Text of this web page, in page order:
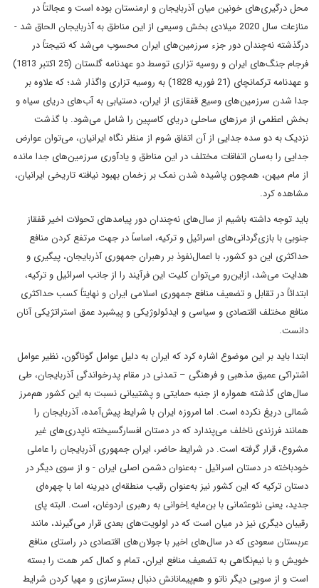
محل درگیری‌های خونین میان آذربایجان و ارمنستان بوده است و عجالتاً در
منازعات سال 2020 میلادی بخش وسیعی از این مناطق به آذربایجان الحاق شد -
درگذشته‌ نه‌چندان دور جزء سرزمین‌های ایران محسوب می‌شد که نتیجتاً در
فرجام جنگ‌های ایران و روسیه تزاری توسط دو عهدنامه گلستان (25 اکتبر 1813)
و عهدنامه ترکمانچای (21 فوریه 1828) به روسیه تزاری واگذار شد؛ که علاوه بر
جدا شدن سرزمین‌های وسیع قفقازی از ایران، دستیابی به آب‌های دریای سیاه و
بخش اعظمی از مرزهای ساحلی دریای کاسپین را شامل می‌شود. با گذشت
نزدیک به دو سده جدایی از آن اتفاق شوم از منظر نگاه ایرانیان، می‌توان عوارض
جدایی را به‌سان اتفاقات مختلف در این مناطق و یادآوری سرزمین‌های جدا مانده
از مام میهن، همچون پاشیده شدن نمک بر زخمان بهبود نیافته تاریخی ایرانیان،
مشاهده کرد.
باید توجه داشته باشیم از سال‌های نه‌چندان دور پیامدهای تحولات اخیر قفقاز
جنوبی با بازی‌گردانی‌های اسرائیل و ترکیه، اساساً در جهت مرتفع کردن منافع
حداکثری این دو کشور، با اعمال‌نفوذ بر رهبران جمهوری آذربایجان، پیگیری و
هدایت می‌شد، ازاین‌رو می‌توان کلیت این فرآیند را از جانب اسرائیل و ترکیه،
ابتدائاً در تقابل و تضعیف منافع جمهوری اسلامی ایران و نهایتاً کسب حداکثری
منافع مختلف اقتصادی و سیاسی و ایدئولوژیکی و پیشبرد عمق استراتژیکی آنان
دانست.
ابتدا باید بر این موضوع اشاره کرد که ایران به دلیل عوامل گوناگون، نظیر عوامل
اشتراکی عمیق مذهبی و فرهنگی – تمدنی در مقام پدرخواندگی آذربایجان، طی
سال‌های گذشته همواره از جنبه‌ حمایتی و پشتیبانی نسبت به این کشور هم‌مرز
شمالی دریغ نکرده است. اما امروزه ایران با شرایط پیش‌آمده، آذربایجان را
همانند فرزندی ناخلف می‌پندارد که در دستان افسارگسیخته‌ ناپدری‌های غیر
مشروع، قرار گرفته است. در شرایط حاضر، ایران جمهوری آذربایجان را عاملی
خودباخته در دستان اسرائیل - به‌عنوان دشمن اصلی ایران - و از سوی دیگر در
دستان ترکیه که این کشور نیز به‌عنوان رقیب منطقه‌ای دیرینه اما با چهره‌ای
جدید، یعنی نئوعثمانی با بن‌مایه‌ اِخوانی به رهبری اردوغان، است. البته پای
رقیبان دیگری نیز در میان است که در اولویت‌های بعدی قرار می‌گیرند، مانند
عربستان سعودی که در سال‌های اخیر با جولان‌های اقتصادی در راستای منافع
خویش و با نیم‌نگاهی به تضعیف منافع ایران، تمام و کمال کمر همت را بسته
است و از سویی دیگر ناتو و هم‌پیمانانش دنبال بسترسازی و مهیا کردن شرایط